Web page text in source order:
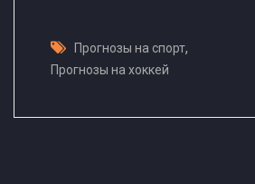
Прогнозы на спорт,
Прогнозы на хоккей